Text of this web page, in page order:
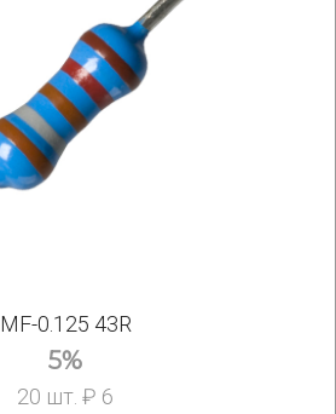
MF-0.125 43R
5%
20 шт. ₽ 6